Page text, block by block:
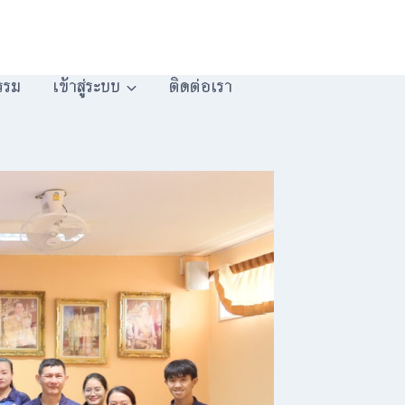
ม เข้าสู่ระบบ ติดต่อเรา